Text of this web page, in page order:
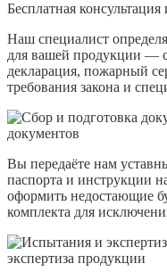
Бесплатная
Наш специалист
для вашей продукции —
декларация, пожарный
требования закона и
документов
Вы передаёте нам
паспорта и инструкции
оформить недостающие
комплекта для
экспертиза продукции